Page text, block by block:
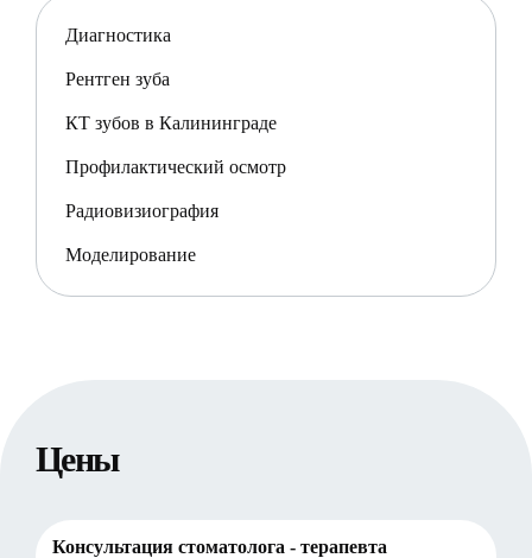
Диагностика
Рентген зуба
КТ зубов в Калининграде
Профилактический осмотр
Радиовизиография
Моделирование
Цены
Консультация стоматолога - терапевта